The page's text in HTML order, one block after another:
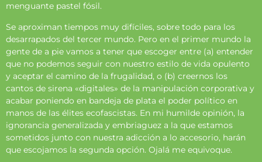
menguante pastel fósil.
Se aproximan tiempos muy difíciles, sobre todo para los
desarrapados del tercer mundo. Pero en el primer mundo la
gente de a pie vamos a tener que escoger entre (a) entender
que no podemos seguir con nuestro estilo de vida opulento
y aceptar el camino de la frugalidad, o (b) creernos los
cantos de sirena «digitales» de la manipulación corporativa y
acabar poniendo en bandeja de plata el poder político en
manos de las élites ecofascistas. En mi humilde opinión, la
ignorancia generalizada y embriaguez a la que estamos
sometidos junto con nuestra adicción a lo accesorio, harán
que escojamos la segunda opción. Ojalá me equivoque.